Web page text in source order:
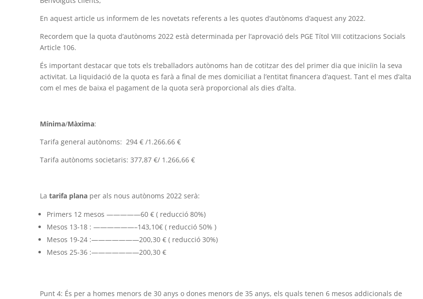
En aquest article us informem de les novetats referents a les quotes d’autònoms d’aquest any 2022.
Recordem que la quota d’autònoms 2022 està determinada per l’aprovació dels PGE Títol VIII cotitzacions Socials
Article 106.
És important destacar que tots els treballadors autònoms han de cotitzar des del primer dia que iniciïn la seva
activitat. La liquidació de la quota es farà a final de mes domiciliat a l’entitat financera d’aquest. Tant el mes d’alta
com el mes de baixa el pagament de la quota serà proporcional als dies d’alta.
Mínima/Màxima:
Tarifa general autònoms: 294 € /1.266.66 €
Tarifa autònoms societaris: 377,87 €/ 1.266,66 €
La tarifa plana per als nous autònoms 2022 serà:
Primers 12 mesos —————60 € ( reducció 80%)
Mesos 13-18 : ——————–143,10€ ( reducció 50% )
Mesos 19-24 :———————200,30 € ( reducció 30%)
Mesos 25-36 :———————200,30 €
Punt 4: És per a homes menors de 30 anys o dones menors de 35 anys, els quals tenen 6 mesos addicionals de